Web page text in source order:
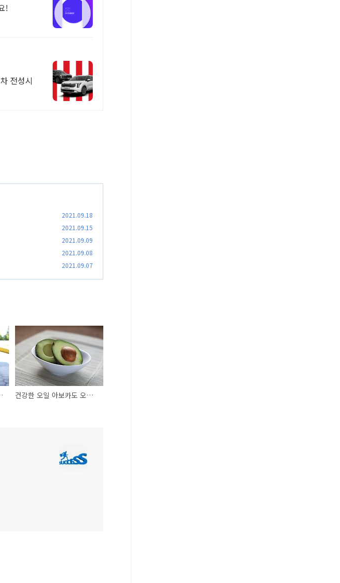
!
전성시
2021.09.18
2021.09.15
2021.09.09
2021.09.08
2021.09.07
제일 저렴한듯 건강한 오일 아보카도 오일 효능 및 추석선물로도 추천